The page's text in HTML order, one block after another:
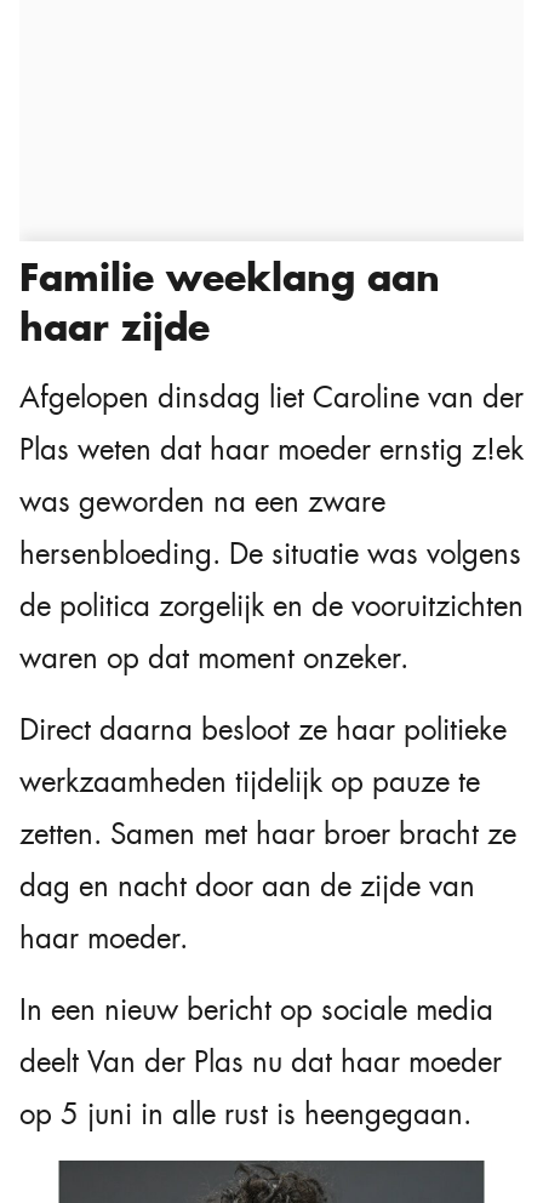
Familie weeklang aan
haar zijde
Afgelopen dinsdag liet Caroline van der
Plas weten dat haar moeder ernstig z!ek
was geworden na een zware
hersenbloeding. De situatie was volgens
de politica zorgelijk en de vooruitzichten
waren op dat moment onzeker.
Direct daarna besloot ze haar politieke
werkzaamheden tijdelijk op pauze te
zetten. Samen met haar broer bracht ze
dag en nacht door aan de zijde van
haar moeder.
In een nieuw bericht op sociale media
deelt Van der Plas nu dat haar moeder
op 5 juni in alle rust is heengegaan.